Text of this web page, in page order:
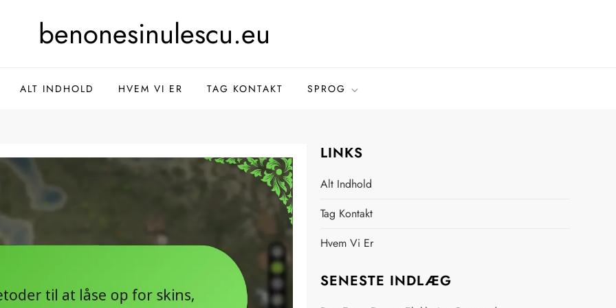
benonesinulescu.eu
ALT INDHOLD HVEM VI ER TAG KONTAKT SPROG
LINKS
Alt Indhold
Tag Kontakt
Hvem Vi Er
SENESTE INDLÆG